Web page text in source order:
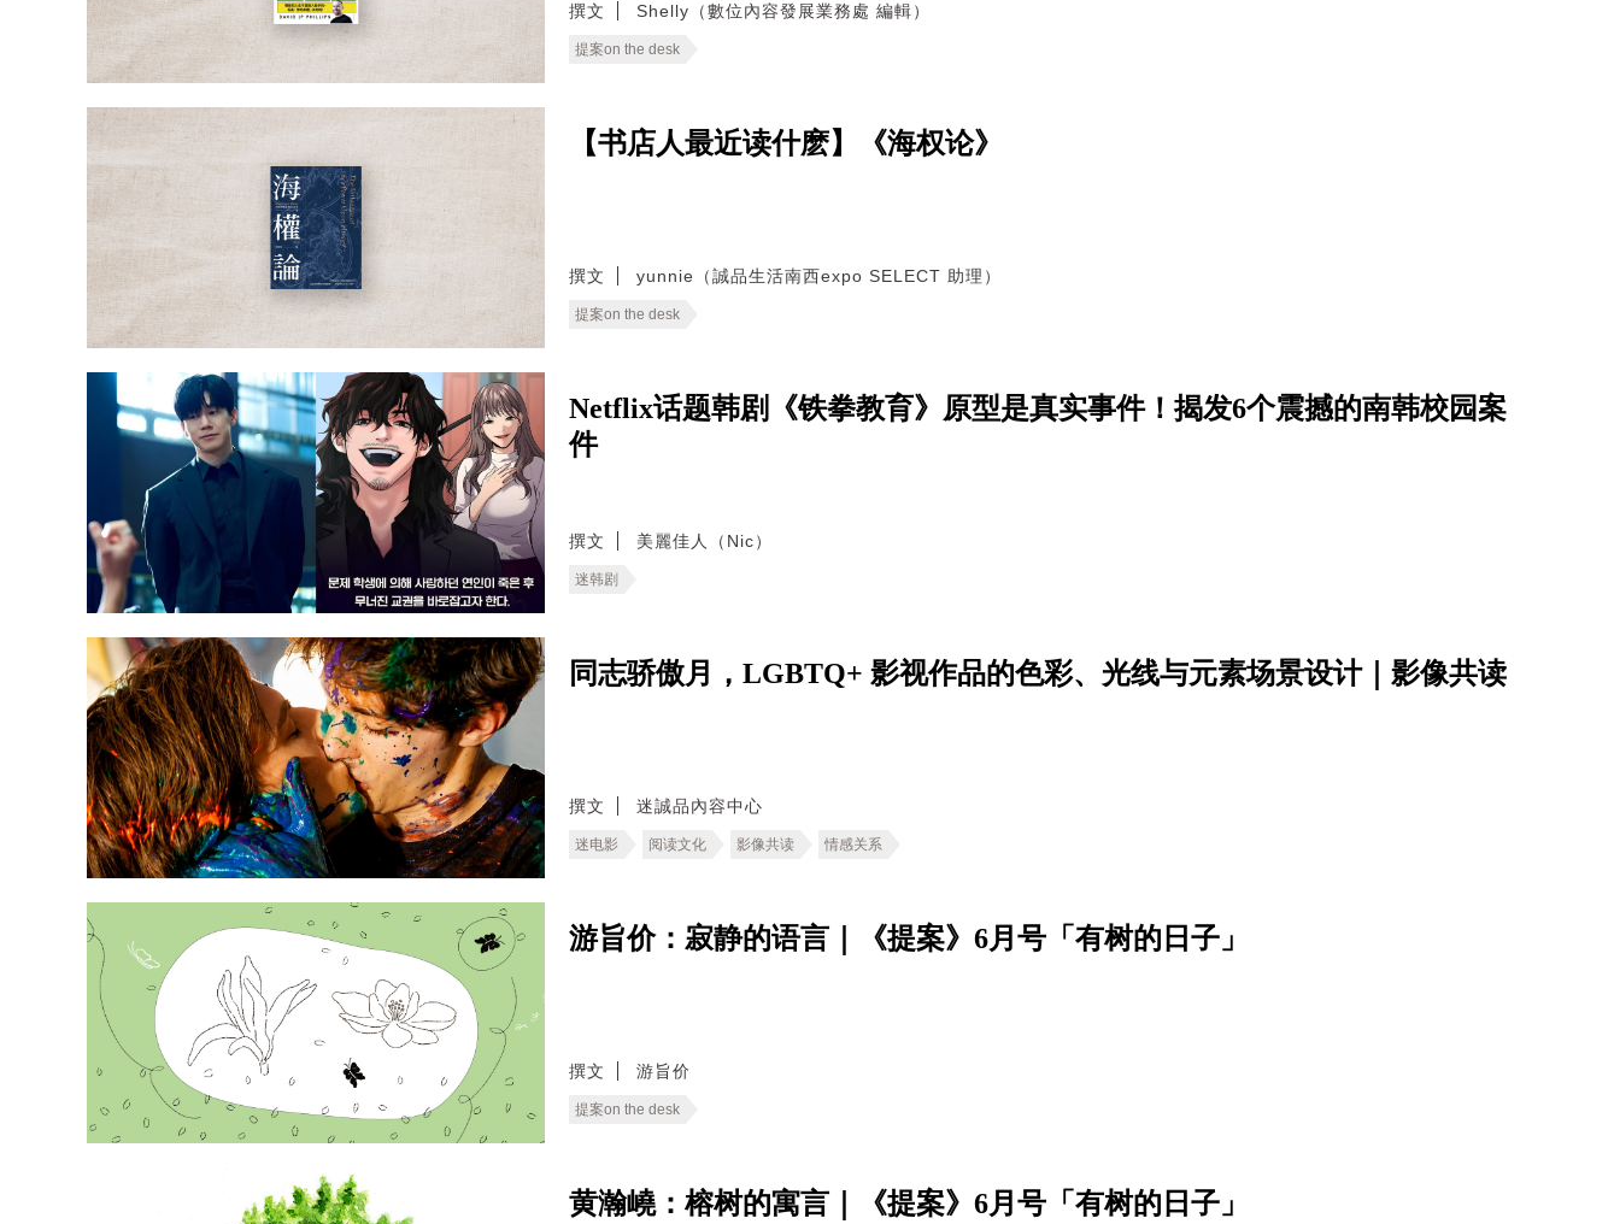
撰文 Shelly（數位內容發展業務處 編輯）
提案on the desk
【书店人最近读什麽】《海权论》
撰文 yunnie（誠品生活南西expo SELECT 助理）
提案on the desk
Netflix话题韩剧《铁拳教育》原型是真实事件！揭发6个震撼的南韩校园案
件
撰文 美麗佳人（Nic）
迷韩剧
同志骄傲月，LGBTQ+ 影视作品的色彩、光线与元素场景设计｜影像共读
撰文 迷誠品內容中心
迷电影 阅读文化 影像共读 情感关系
游旨价：寂静的语言｜《提案》6月号「有树的日子」
撰文 游旨价
提案on the desk
黄瀚嶢：榕树的寓言｜《提案》6月号「有树的日子」